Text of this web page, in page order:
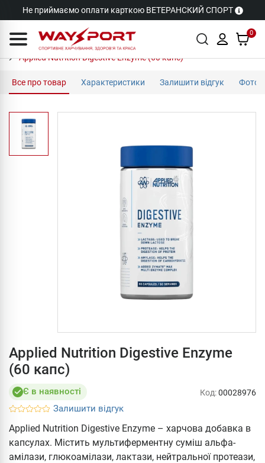
Не приймаємо оплати карткою ВЕТЕРАНСКИЙ СПОРТ
0
Applied Nutrition Digestive Enzyme (60 капс)
Все про товар Характеристики Залишити відгук Фото
Applied Nutrition Digestive Enzyme
(60 капс)
Є в наявності
Залишити відгук
Код:00028976
Applied Nutrition Digestive Enzyme – харчова добавка в
капсулах. Містить мультиферментну суміш альфа-
амілази, глюкоамілази, лактази, нейтральної протеази,